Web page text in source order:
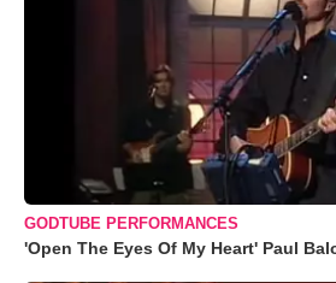
GODTUBE PERFORMANCES
'Open The Eyes Of My Heart' Paul